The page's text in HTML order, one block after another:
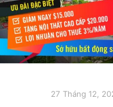
27 Tháng 12,